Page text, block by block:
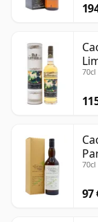
70cl
70cl
97